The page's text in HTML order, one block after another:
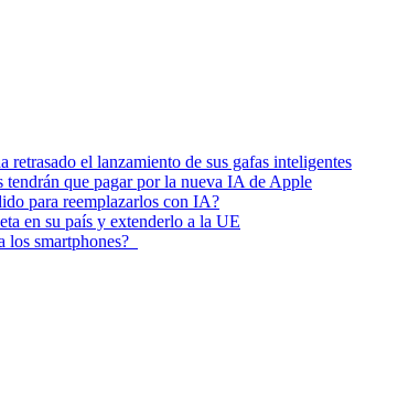
el lanzamiento de sus gafas inteligentes
que pagar por la nueva IA de Apple
para reemplazarlos con IA?
en su país y extenderlo a la UE
los smartphones?